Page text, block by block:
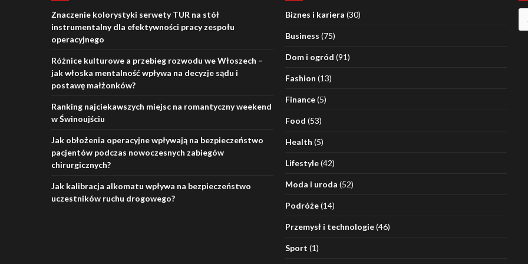
Znaczenie kolorystyki serwety TUR na stół
instrumentalny dla efektywności pracy zespołu
operacyjnego
Różnice kulturowe a przebieg rozwodu we Włoszech –
jak włoska mentalność wpływa na decyzje sądu i
postawę małżonków?
Ranking najciekawszych miejsc na romantyczny weekend
w Świnoujściu
Jak obłożenia operacyjne wpływają na bezpieczeństwo
pacjentów podczas nowoczesnych zabiegów
chirurgicznych?
Jak kalibracja alkomatu wpływa na bezpieczeństwo
uczestników ruchu drogowego?
Biznes i kariera (30)
Business (75)
Dom i ogród (91)
Fashion (13)
Finance(5)
Food (53)
Health (5)
Lifestyle(42)
Moda i uroda (52)
Podróże(14)
Przemysł i technologie(46)
Sport (1)